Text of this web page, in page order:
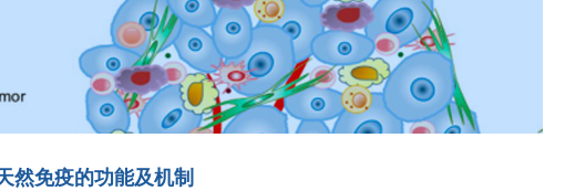
然免疫的功能及机制